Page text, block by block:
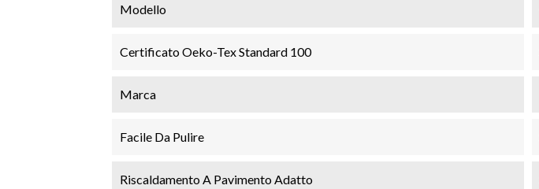
Modello
Certificato Oeko-Tex Standard 100
Marca
Facile Da Pulire
Riscaldamento A Pavimento Adatto